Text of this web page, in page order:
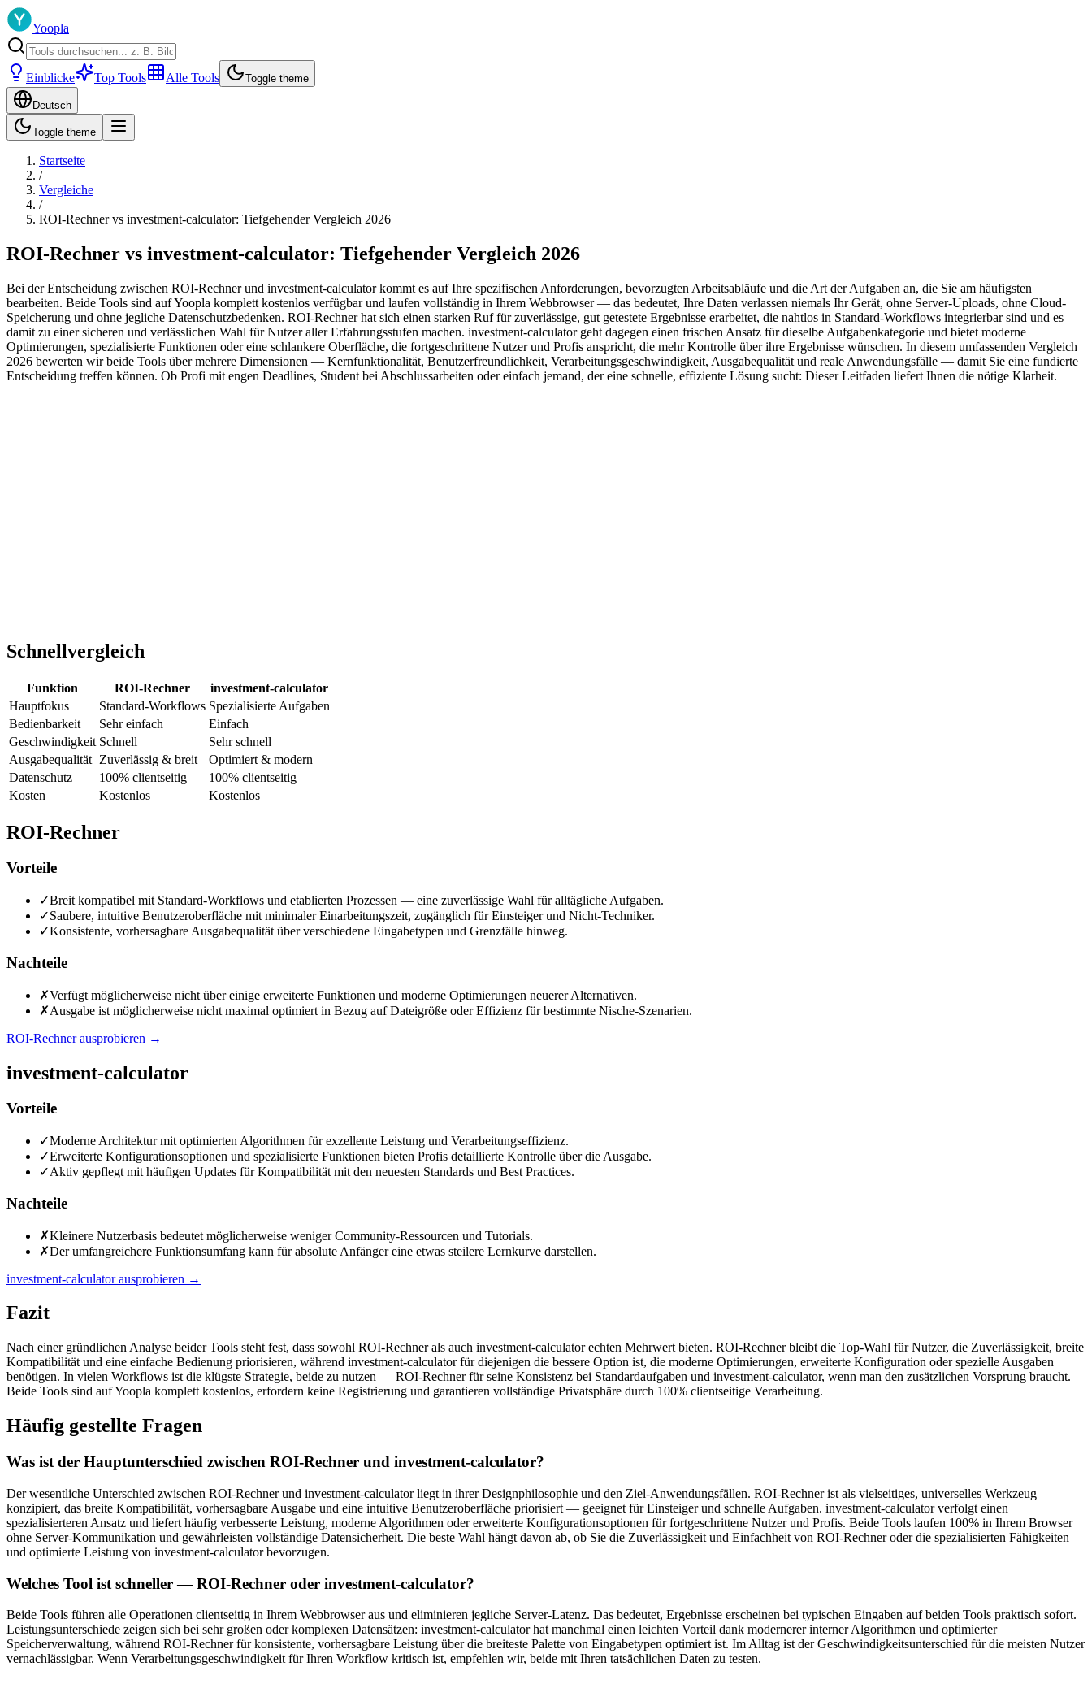
Yoopla
Einblicke Top Tools Alle Tools Toggle theme
Deutsch
Toggle theme
Startseite
/
Vergleiche
/
ROI-Rechner vs investment-calculator: Tiefgehender Vergleich 2026
ROI-Rechner vs investment-calculator: Tiefgehender Vergleich 2026
Bei der Entscheidung zwischen ROI-Rechner und investment-calculator kommt es auf Ihre spezifischen Anforderungen, bevorzugten Arbeitsabläufe und die Art der Aufgaben an, die Sie am häufigsten
bearbeiten. Beide Tools sind auf Yoopla komplett kostenlos verfügbar und laufen vollständig in Ihrem Webbrowser — das bedeutet, Ihre Daten verlassen niemals Ihr Gerät, ohne Server-Uploads, ohne Cloud-
Speicherung und ohne jegliche Datenschutzbedenken. ROI-Rechner hat sich einen starken Ruf für zuverlässige, gut getestete Ergebnisse erarbeitet, die nahtlos in Standard-Workflows integrierbar sind und es
damit zu einer sicheren und verlässlichen Wahl für Nutzer aller Erfahrungsstufen machen. investment-calculator geht dagegen einen frischen Ansatz für dieselbe Aufgabenkategorie und bietet moderne
Optimierungen, spezialisierte Funktionen oder eine schlankere Oberfläche, die fortgeschrittene Nutzer und Profis anspricht, die mehr Kontrolle über ihre Ergebnisse wünschen. In diesem umfassenden Vergleich
2026 bewerten wir beide Tools über mehrere Dimensionen — Kernfunktionalität, Benutzerfreundlichkeit, Verarbeitungsgeschwindigkeit, Ausgabequalität und reale Anwendungsfälle — damit Sie eine fundierte
Entscheidung treffen können. Ob Profi mit engen Deadlines, Student bei Abschlussarbeiten oder einfach jemand, der eine schnelle, effiziente Lösung sucht: Dieser Leitfaden liefert Ihnen die nötige Klarheit.
Schnellvergleich
Funktion ROI-Rechner
investment-calculator
Hauptfokus
Standard-Workflows Spezialisierte Aufgaben
Bedienbarkeit
Sehr einfach
Einfach
Geschwindigkeit Schnell
Sehr schnell
Ausgabequalität Zuverlässig & breit
Optimiert & modern
Datenschutz
100% clientseitig
100% clientseitig
Kosten
Kostenlos Kostenlos
ROI-Rechner
Vorteile
✓Breit kompatibel mit Standard-Workflows und etablierten Prozessen — eine zuverlässige Wahl für alltägliche Aufgaben.
✓Saubere, intuitive Benutzeroberfläche mit minimaler Einarbeitungszeit, zugänglich für Einsteiger und Nicht-Techniker.
✓Konsistente, vorhersagbare Ausgabequalität über verschiedene Eingabetypen und Grenzfälle hinweg.
Nachteile
✗Verfügt möglicherweise nicht über einige erweiterte Funktionen und moderne Optimierungen neuerer Alternativen.
✗Ausgabe ist möglicherweise nicht maximal optimiert in Bezug auf Dateigröße oder Effizienz für bestimmte Nische-Szenarien.
ROI-Rechner ausprobieren →
investment-calculator
Vorteile
✓Moderne Architektur mit optimierten Algorithmen für exzellente Leistung und Verarbeitungseffizienz.
✓Erweiterte Konfigurationsoptionen und spezialisierte Funktionen bieten Profis detaillierte Kontrolle über die Ausgabe.
✓Aktiv gepflegt mit häufigen Updates für Kompatibilität mit den neuesten Standards und Best Practices.
Nachteile
✗Kleinere Nutzerbasis bedeutet möglicherweise weniger Community-Ressourcen und Tutorials.
✗Der umfangreichere Funktionsumfang kann für absolute Anfänger eine etwas steilere Lernkurve darstellen.
investment-calculator ausprobieren →
Fazit
Nach einer gründlichen Analyse beider Tools steht fest, dass sowohl ROI-Rechner als auch investment-calculator echten Mehrwert bieten. ROI-Rechner bleibt die Top-Wahl für Nutzer, die Zuverlässigkeit, breite
Kompatibilität und eine einfache Bedienung priorisieren, während investment-calculator für diejenigen die bessere Option ist, die moderne Optimierungen, erweiterte Konfiguration oder spezielle Ausgaben
benötigen. In vielen Workflows ist die klügste Strategie, beide zu nutzen — ROI-Rechner für seine Konsistenz bei Standardaufgaben und investment-calculator, wenn man den zusätzlichen Vorsprung braucht.
Beide Tools sind auf Yoopla komplett kostenlos, erfordern keine Registrierung und garantieren vollständige Privatsphäre durch 100% clientseitige Verarbeitung.
Häufig gestellte Fragen
Was ist der Hauptunterschied zwischen ROI-Rechner und investment-calculator?
Der wesentliche Unterschied zwischen ROI-Rechner und investment-calculator liegt in ihrer Designphilosophie und den Ziel-Anwendungsfällen. ROI-Rechner ist als vielseitiges, universelles Werkzeug
konzipiert, das breite Kompatibilität, vorhersagbare Ausgabe und eine intuitive Benutzeroberfläche priorisiert — geeignet für Einsteiger und schnelle Aufgaben. investment-calculator verfolgt einen
spezialisierteren Ansatz und liefert häufig verbesserte Leistung, moderne Algorithmen oder erweiterte Konfigurationsoptionen für fortgeschrittene Nutzer und Profis. Beide Tools laufen 100% in Ihrem Browser
ohne Server-Kommunikation und gewährleisten vollständige Datensicherheit. Die beste Wahl hängt davon ab, ob Sie die Zuverlässigkeit und Einfachheit von ROI-Rechner oder die spezialisierten Fähigkeiten
und optimierte Leistung von investment-calculator bevorzugen.
Welches Tool ist schneller — ROI-Rechner oder investment-calculator?
Beide Tools führen alle Operationen clientseitig in Ihrem Webbrowser aus und eliminieren jegliche Server-Latenz. Das bedeutet, Ergebnisse erscheinen bei typischen Eingaben auf beiden Tools praktisch sofort.
Leistungsunterschiede zeigen sich bei sehr großen oder komplexen Datensätzen: investment-calculator hat manchmal einen leichten Vorteil dank modernerer interner Algorithmen und optimierter
Speicherverwaltung, während ROI-Rechner für konsistente, vorhersagbare Leistung über die breiteste Palette von Eingabetypen optimiert ist. Im Alltag ist der Geschwindigkeitsunterschied für die meisten Nutzer
vernachlässigbar. Wenn Verarbeitungsgeschwindigkeit für Ihren Workflow kritisch ist, empfehlen wir, beide mit Ihren tatsächlichen Daten zu testen.